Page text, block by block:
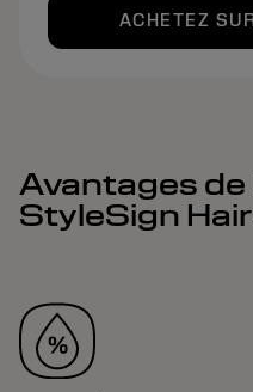
ACHETEZ
Avantages
StyleSign